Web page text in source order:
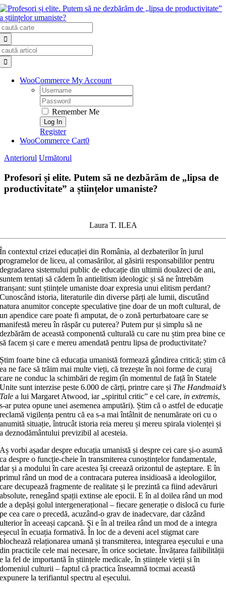
Skip
to
content
WooCommerce My Account
Username:
Password:
Remember Me
Register
WooCommerce Cart0
Anteriorul Următorul
Profesori și elite. Putem să ne dezbărăm de „lipsa de
productivitate” a științelor umaniste?
Laura T. ILEA
În contextul crizei educației din România, al dezbaterilor în jurul
programelor de liceu, al comasărilor, al găsirii responsabililor pentru
degradarea sistemului public de educație din ultimii douăzeci de ani,
suntem tentați să cădem în antielitism ideologic și să ne întrebăm
tranșant: sunt științele umaniste doar expresia unui elitism perdant?
Cunoscând istoria, literaturile din diverse părți ale lumii, discutând
natura anumitor concepte speculative ține doar de un moft cultural, de
un apendice care poate fi amputat, de o zonă perturbatoare care se
manifestă mereu în răspăr cu puterea? Putem pur și simplu să ne
dezbărăm de această componentă culturală cu care nu știm prea bine ce
să facem și care e mereu amendată pentru lipsa de productivitate?
Știm foarte bine că educația umanistă formează gândirea critică; știm că
ea ne face să trăim mai multe vieți, că trezește în noi forme de curaj
care ne conduc la schimbări de regim (în momentul de față în Statele
Unite sunt interzise peste 6.000 de cărți, printre care și The Handmaid’s
Tale a lui Margaret Atwood, iar „spiritul critic” e cel care, in extremis,
s‑ar putea opune unei asemenea amputări). Știm că o astfel de educație
reclamă vigilența pentru că ea s‑a mai întâlnit de nenumărate ori cu o
anumită situație, întrucât istoria reia mereu și mereu spirala violenței și
a deznodământului previzibil al acesteia.
Aș vorbi așadar despre educația umanistă și despre cei care și‑o asumă
ca despre o funcție‑cheie în transmiterea cunoștințelor fundamentale,
dar și a modului în care acestea își creează orizontul de așteptare. E în
primul rând un mod de a contracara puterea insidioasă a ideologiilor,
care decupează fragmente de realitate și le prezintă ca fiind adevăruri
absolute, renegând spații extinse ale epocii. E în al doilea rând un mod
de a depăși golul intergenerațional – fiecare generație o dislocă cu furie
pe cea care o precedă, acuzând‑o grav de inadecvare, dar căzând
ulterior în aceeași capcană. Și e în al treilea rând un mod de a integra
eșecul în ecuația formativă. În loc de a deveni acel stigmat care
blochează relaționarea umană și transmiterea, integrarea eșecului e una
din practicile cele mai necesare, în orice societate. Învățarea failibilității
e la fel de importantă în științele medicale, în științele vieții și în
domeniul culturii – faptul că practica înseamnă tocmai această
expunere la terifiantul spectru al eșecului.